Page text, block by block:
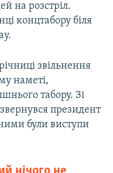
на розстріл.
концтабору біля
звільнення
наметі,
табору. Зі
президент
були виступи